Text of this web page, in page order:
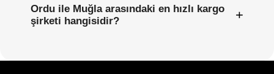
Ordu ile Muğla arasındaki en hızlı kargo
şirketi hangisidir?
+